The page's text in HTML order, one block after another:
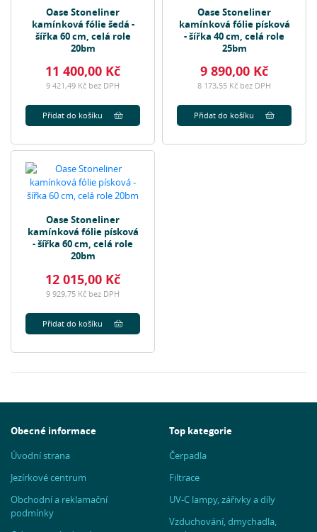
Oase Stoneliner
kamínková fólie šedá -
šířka 60 cm, celá role
20bm
11 400,00 Kč
9 421,49 Kč bez DPH
Přidat do košíku
Oase Stoneliner
kamínková fólie písková
- šířka 40 cm, celá role
25bm
9 890,00 Kč
8 173,55 Kč bez DPH
Přidat do košíku
Oase Stoneliner
kamínková fólie písková
- šířka 60 cm, celá role
20bm
12 015,00 Kč
9 929,75 Kč bez DPH
Přidat do košíku
Obecné informace
Úvodní strana
Jezírkové centrum
Obchodní a reklamační
podmínky
Top kategorie
Čerpadla
Filtrace
UV-C lampy, zářivky a díly
Vzduchování, dmychadla,